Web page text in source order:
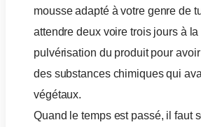
mousse adapté à votre genre de
attendre deux voire trois jours à la
pulvérisation du produit pour
des substances chimiques qui
végétaux.
Quand le temps est passé, il faut